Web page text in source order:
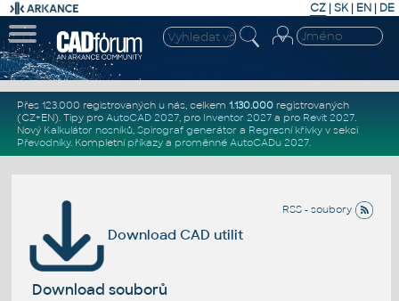
CZ | SK| EN | DE
Přes 123.000 registrovaných u nás, celkem 1.130.000registrovaných
(CZ+EN). Tipy pro AutoCAD 2027, pro Inventor 2027a pro Revit 2027.
Nový Kalkulátor nosníků, Spirograf generátor a Regresní křivkyv sekci
Převodníky. Kompletní příkazya proměnné AutoCADu 2027.
RSS - soubory
Download CAD utilit
Download souborů